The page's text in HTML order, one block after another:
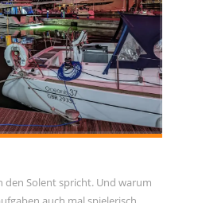
den Solent spricht. Und warum